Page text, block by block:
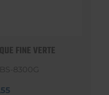
FINE VERTE
8300G